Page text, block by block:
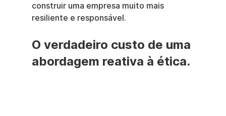
construir uma empresa muito mais
resiliente e responsável.
O verdadeiro custo de uma
abordagem reativa à ética.